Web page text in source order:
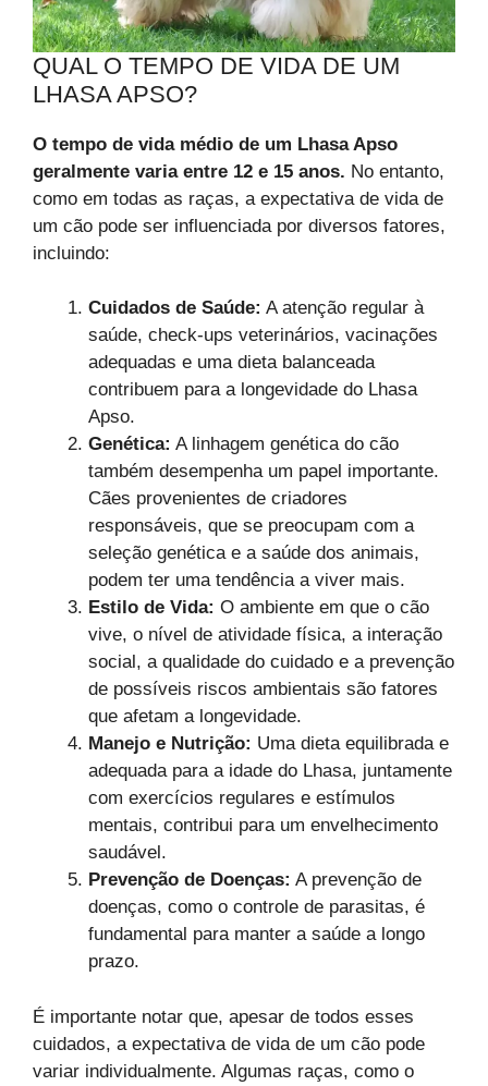
QUAL O TEMPO DE VIDA DE UM
LHASA APSO?
O tempo de vida médio de um Lhasa Apso
geralmente varia entre 12 e 15 anos. No entanto,
como em todas as raças, a expectativa de vida de
um cão pode ser influenciada por diversos fatores,
incluindo:
Cuidados de Saúde: A atenção regular à
saúde, check-ups veterinários, vacinações
adequadas e uma dieta balanceada
contribuem para a longevidade do Lhasa
Apso.
Genética: A linhagem genética do cão
também desempenha um papel importante.
Cães provenientes de criadores
responsáveis, que se preocupam com a
seleção genética e a saúde dos animais,
podem ter uma tendência a viver mais.
Estilo de Vida: O ambiente em que o cão
vive, o nível de atividade física, a interação
social, a qualidade do cuidado e a prevenção
de possíveis riscos ambientais são fatores
que afetam a longevidade.
Manejo e Nutrição: Uma dieta equilibrada e
adequada para a idade do Lhasa, juntamente
com exercícios regulares e estímulos
mentais, contribui para um envelhecimento
saudável.
Prevenção de Doenças: A prevenção de
doenças, como o controle de parasitas, é
fundamental para manter a saúde a longo
prazo.
É importante notar que, apesar de todos esses
cuidados, a expectativa de vida de um cão pode
variar individualmente. Algumas raças, como o